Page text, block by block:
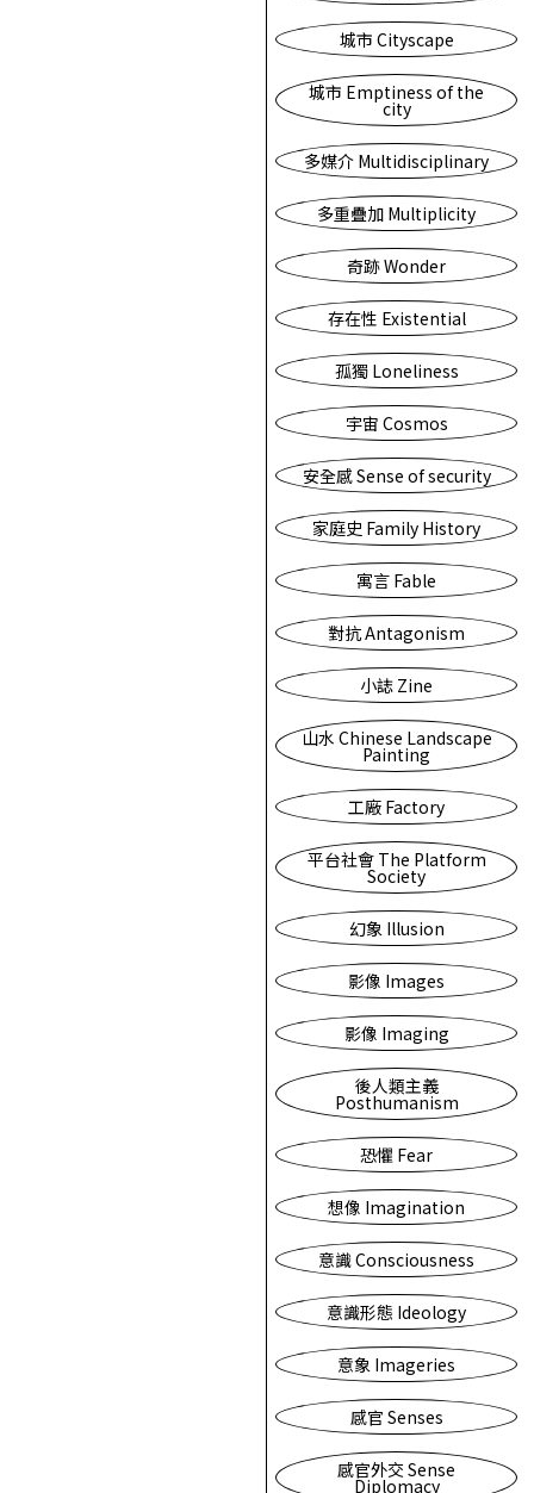
城市 Cityscape
城市 Emptiness of the
city
多媒介 Multidisciplinary
多重疊加 Multiplicity
奇跡 Wonder
存在性 Existential
孤獨 Loneliness
宇宙 Cosmos
安全感 Sense of security
家庭史 Family History
寓言 Fable
對抗 Antagonism
小誌 Zine
山水 Chinese Landscape
Painting
工廠 Factory
平台社會 The Platform
Society
幻象 Illusion
影像 Images
影像 Imaging
後人類主義
Posthumanism
恐懼 Fear
想像 Imagination
意識 Consciousness
意識形態 Ideology
意象 Imageries
感官 Senses
感官外交 Sense
Diplomacy